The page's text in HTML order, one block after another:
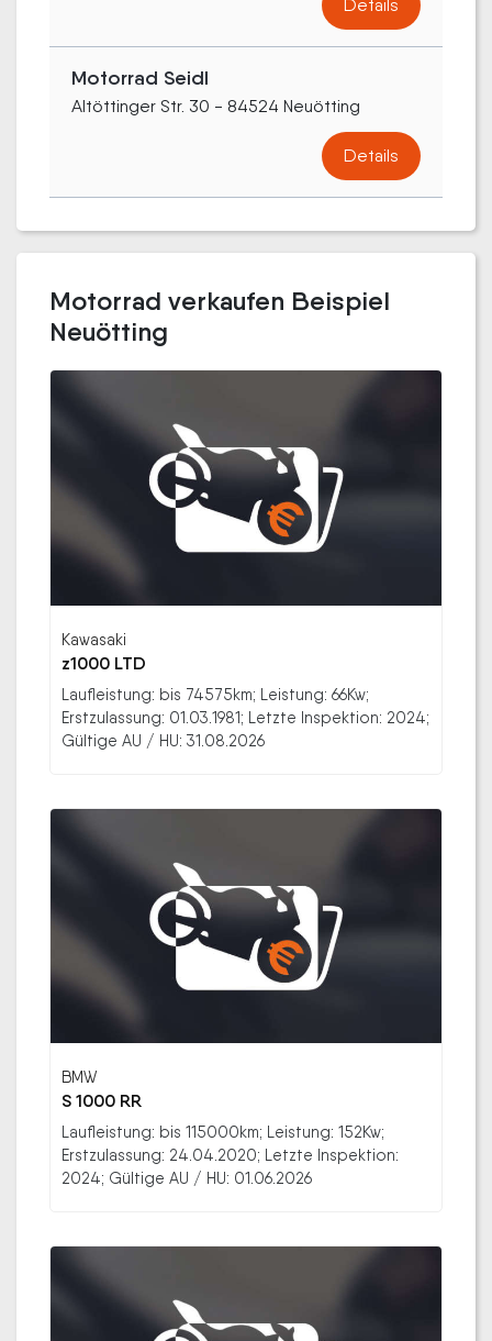
Details
Motorrad Seidl
Altöttinger Str. 30 - 84524 Neuötting
Details
Motorrad verkaufen Beispiel
Neuötting
Kawasaki
z1000 LTD
Laufleistung: bis 74575km; Leistung: 66Kw;
Erstzulassung: 01.03.1981; Letzte Inspektion: 2024;
Gültige AU / HU: 31.08.2026
BMW
S 1000 RR
Laufleistung: bis 115000km; Leistung: 152Kw;
Erstzulassung: 24.04.2020; Letzte Inspektion:
2024; Gültige AU / HU: 01.06.2026